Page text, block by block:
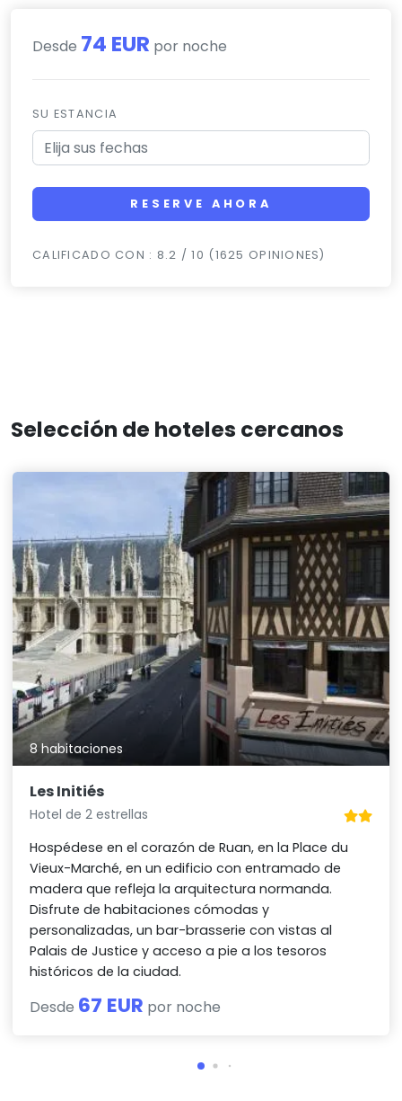
Desde 74 EUR por noche
SU ESTANCIA
RESERVE AHORA
CALIFICADO CON : 8.2 / 10 (1625 OPINIONES)
Selección de hoteles cercanos
8 habitaciones
Les Initiés
Hotel de 2 estrellas
Hospédese en el corazón de Ruan, en la Place du
Vieux-Marché, en un edificio con entramado de
madera que refleja la arquitectura normanda.
Disfrute de habitaciones cómodas y
personalizadas, un bar-brasserie con vistas al
Palais de Justice y acceso a pie a los tesoros
históricos de la ciudad.
Desde 67 EUR por noche